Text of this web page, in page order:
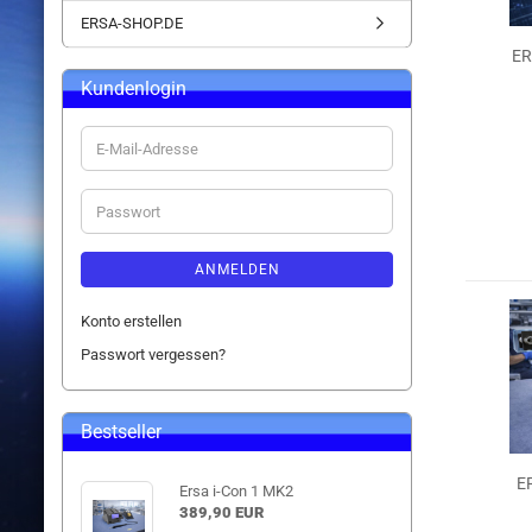
ERSA-SHOP.DE
Kundenlogin
E-
Mail-
Adresse
Passwort
ANMELDEN
Konto erstellen
Passwort vergessen?
Bestseller
Ersa i-Con 1 MK2
389,90 EUR